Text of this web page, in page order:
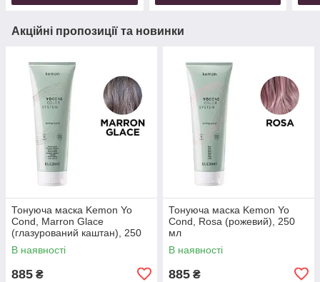
Акційні пропозиції та новинки
Тонуюча маска Kemon Yo
Cond, Marron Glace
(глазурований каштан), 250
мл
В наявності
885 ₴
Тонуюча маска Kemon Yo
Cond, Rosa (рожевий), 250
мл
В наявності
885 ₴